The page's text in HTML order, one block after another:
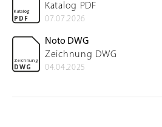
Katalog
PDF
Katalog PDF
07.07.2026
Zeichnung
DWG
Noto DWG
Zeichnung DWG
04.04.2025